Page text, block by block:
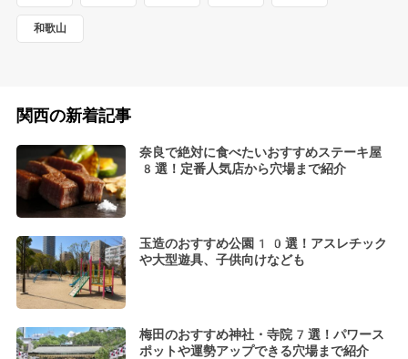
和歌山
関西の新着記事
奈良で絶対に食べたいおすすめステーキ屋
8選！定番人気店から穴場まで紹介
玉造のおすすめ公園10選！アスレチック
や大型遊具、子供向けなども
梅田のおすすめ神社・寺院7選！パワース
ポットや運勢アップできる穴場まで紹介